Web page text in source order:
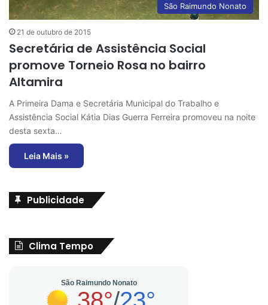
São Raimundo Nonato
21 de outubro de 2015
Secretária de Assistência Social
promove Torneio Rosa no bairro
Altamira
A Primeira Dama e Secretária Municipal do Trabalho e
Assistência Social Kátia Dias Guerra Ferreira promoveu na noite
desta sexta…
Leia Mais »
Publicidade
Clima Tempo